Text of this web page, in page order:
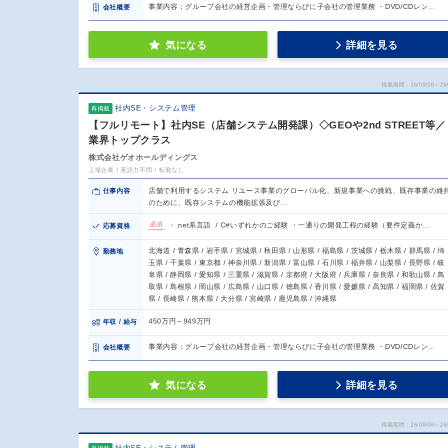
会社概要 事業内容：グループ会社の経営企画・管理ならびに子会社の管理業務 ・DVD/CDレン…
気になる 詳細を見る
掲載期間：26/08/08～
再掲載 社内SE・システム管理
【フルリモート】社内SE（店舗システム開発課）◇GEOや2nd STREET等／
業界トップクラス
株式会社ゲオホールディングス
上場企業 英語力不問 転勤なし
仕事内容
店舗で利用するシステム リユース事業のグローバル化、新規事業への挑戦、既存事業の維
のために、既存システムの機能拡張及び…
応募資格 必須 ・.net系言語 / C#いずれかのご経験 ・一通りの開発工程の経験（要件定義か…
勤務地
北海道 / 青森県 / 岩手県 / 宮城県 / 秋田県 / 山形県 / 福島県 / 茨城県 / 栃木県 / 群馬県 / 埼
玉県 / 千葉県 / 東京都 / 神奈川県 / 新潟県 / 富山県 / 石川県 / 福井県 / 山梨県 / 長野県 / 岐
阜県 / 静岡県 / 愛知県 / 三重県 / 滋賀県 / 京都府 / 大阪府 / 兵庫県 / 奈良県 / 和歌山県 / 鳥
取県 / 島根県 / 岡山県 / 広島県 / 山口県 / 徳島県 / 香川県 / 愛媛県 / 高知県 / 福岡県 / 佐賀
県 / 長崎県 / 熊本県 / 大分県 / 宮崎県 / 鹿児島県 / 沖縄県
年収 / 給与 450万円～949万円
会社概要 事業内容：グループ会社の経営企画・管理ならびに子会社の管理業務 ・DVD/CDレン…
気になる 詳細を見る
掲載期間：26/08/08～